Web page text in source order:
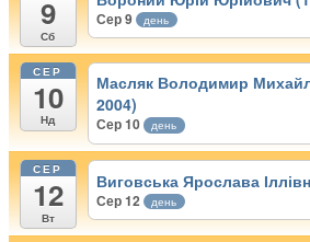
9
Сб
Сер 9 день
СЕР
10
Нд
Масляк Володимир
2004)
Сер 10 день
СЕР
12
Вт
Виговська Ярослава
Сер 12 день